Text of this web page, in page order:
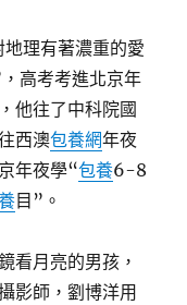
理有著濃重的愛
高考考進北京年
他往了中科院國
西澳包養網年夜
年夜學“包養6-8
目”。
看月亮的男孩，
影師，劉博洋用